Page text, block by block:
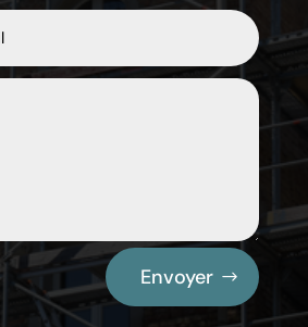
Envoyer